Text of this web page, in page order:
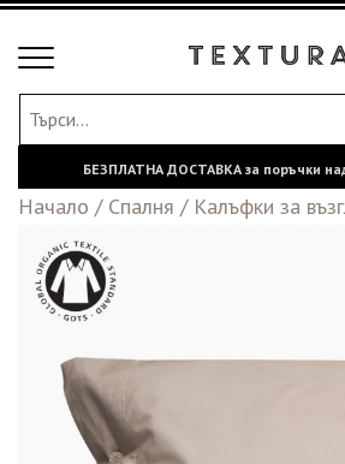
Toggle
БЕЗПЛАТНА ДОСТАВКА за поръчки
Начало / Спалня / Калъфки за